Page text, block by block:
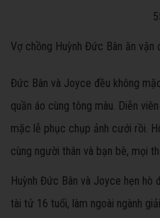
Vợ chồng Huỳnh Đức Bân ăn vận
Đức Bân và Joyce đều không
quần áo cùng tông màu. Diễn
mặc lễ phục chụp ảnh cưới rồi.
cùng người thân và bạn bè, mọi
Huỳnh Đức Bân và Joyce hẹn
tài tử 16 tuổi, làm ngoài ngành